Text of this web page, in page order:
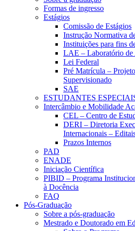
Formas de ingresso
Estágios
Comissão de Estágios
Instrução Normativa
Instituições para fins
LAE – Laboratório de
Lei Federal
Pré Matrícula –
Supervisionado
SAE
ESTUDANTES
Intercâmbio e Mobilidade
CEL – Centro de
DERI – Diretoria
Internacionais –
Prazos Internos
PAD
ENADE
Iniciação Científica
PIBID – Programa
à Docência
FAQ
Pós-Graduação
Sobre a pós-graduação
Mestrado e Doutorado em